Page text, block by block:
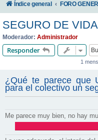
Índice general
SEGURO DE
Moderador: Administrador
Responder
1
¿Qué te parece que
para el colectivo un
Me parece muy bien, no hay